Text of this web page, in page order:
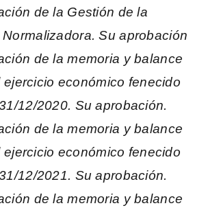
de la Gestión de la
Su aprobación
de la memoria y balance
ejercicio económico fenecido
12/2020. Su aprobación.
de la memoria y balance
ejercicio económico fenecido
12/2021. Su aprobación.
de la memoria y balance